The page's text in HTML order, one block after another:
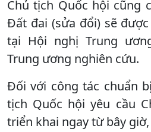
Chủ tịch Quốc hội cũng
Đất đai (sửa đổi) sẽ
tại Hội nghị Trung
Trung ương nghiên cứu.
Đối với công tác chuẩn
tịch Quốc hội yêu cầu
triển khai ngay từ bây